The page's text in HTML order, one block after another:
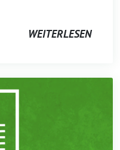
WEITERLESEN